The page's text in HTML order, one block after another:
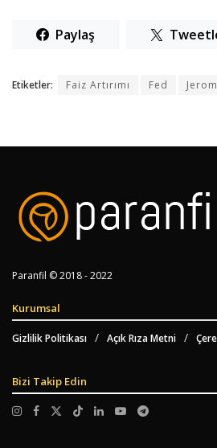
Paylaş
Etiketler: Faiz Artırımı Fed
Paranfil © 2018 - 2022
Kurumsal
Gizlilik Politikası Açık Rıza Metni
Bizi Takip Edin